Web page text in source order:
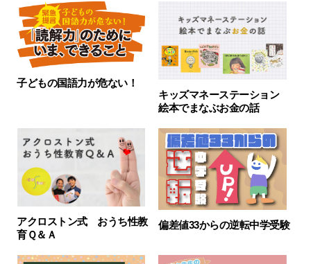
子どもの国語力が危ない！
キッズマネーステーション
絵本でまなぶお金の話
アクロストン式 おうち性教
育Ｑ＆Ａ
偏差値33からの逆転中学受験